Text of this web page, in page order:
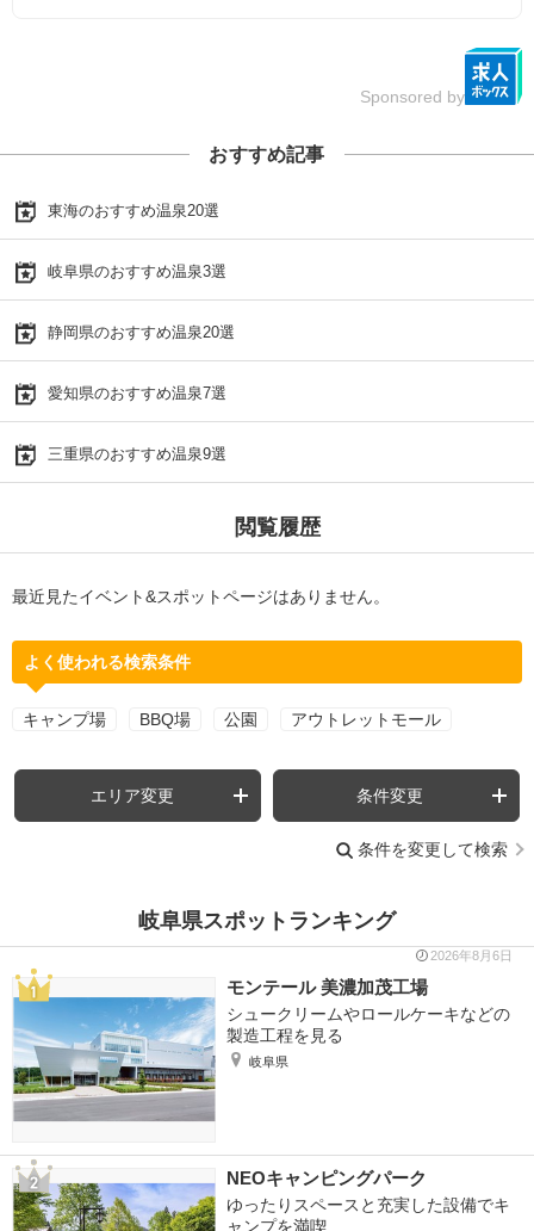
Sponsored by
おすすめ記事
東海のおすすめ温泉20選
岐阜県のおすすめ温泉3選
静岡県のおすすめ温泉20選
愛知県のおすすめ温泉7選
三重県のおすすめ温泉9選
閲覧履歴
最近見たイベント&スポットページはありません。
よく使われる検索条件
キャンプ場 BBQ場 公園 アウトレットモール
エリア変更 条件変更
条件を変更して検索
岐阜県スポットランキング
2026年8月6日
モンテール 美濃加茂工場
シュークリームやロールケーキなどの
製造工程を見る
岐阜県
NEOキャンピングパーク
ゆったりスペースと充実した設備でキ
ャンプを満喫